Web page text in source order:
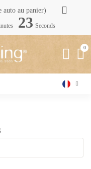
auto au panier)
22 Seconds